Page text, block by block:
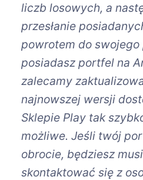
liczb losowych, a
przesłanie
powrotem do
posiadasz portfel na
zalecamy
najnowszej wersji
Sklepie Play tak
możliwe. Jeśli twój
obrocie, będziesz
skontaktować się z